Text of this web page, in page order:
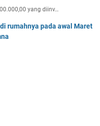
yang diinv…
rumahnya pada awal Maret